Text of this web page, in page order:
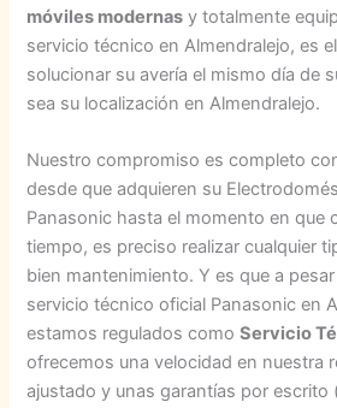
móviles modernas y totalmente
servicio técnico en Almendralejo, es
solucionar su avería el mismo día de
sea su localización en Almendralejo.
Nuestro compromiso es completo
desde que adquieren su
Panasonic hasta el momento en que
tiempo, es preciso realizar cualquier
bien mantenimiento. Y es que a
servicio técnico oficial Panasonic en
estamos regulados comoServicio
ofrecemos una velocidad en nuestra
ajustado y unas garantías por escrito